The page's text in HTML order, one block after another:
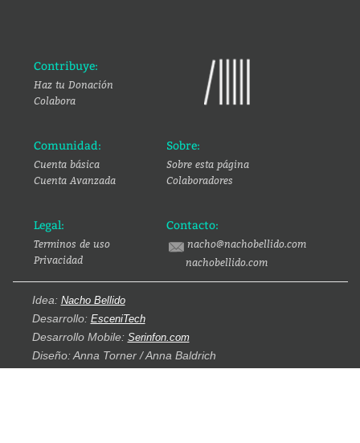
Contribuye:
Haz tu Donación
Colabora
Comunidad:
Cuenta básica
Cuenta Avanzada
Sobre:
Sobre esta página
Colaboradores
Legal:
Terminos de uso
Privacidad
Contacto:
nacho@nachobellido.com
nachobellido.com
Idea: Nacho Bellido
Desarrollo: EsceniTech
Desarrollo Mobile: Serinfon.com
Diseño: Anna Torner / Anna Baldrich